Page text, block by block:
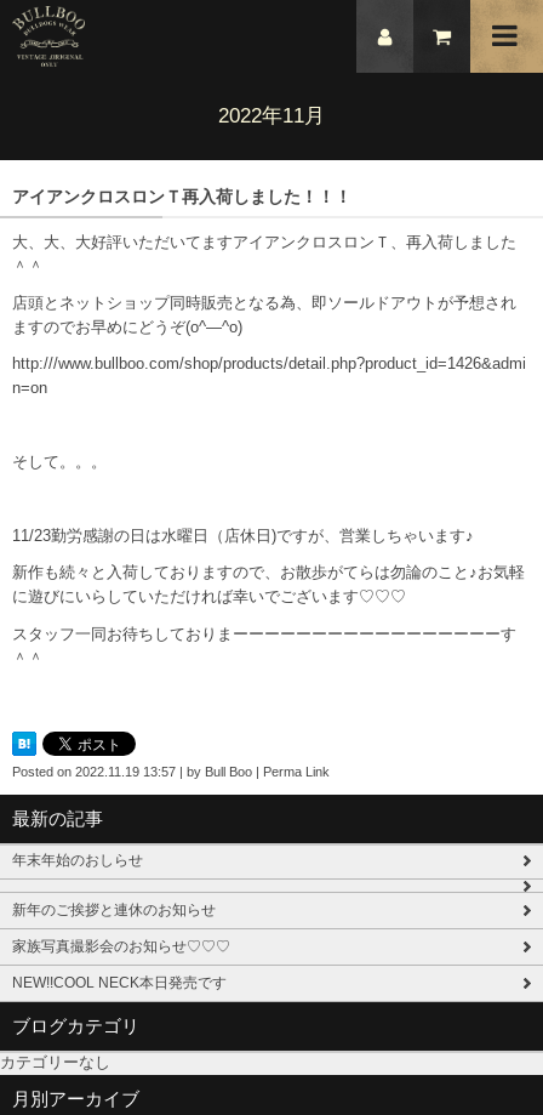
2022年11月
アイアンクロスロンＴ再入荷しました！！！
大、大、大好評いただいてますアイアンクロスロンＴ、再入荷しました
＾＾
店頭とネットショップ同時販売となる為、即ソールドアウトが予想され
ますのでお早めにどうぞ(o^―^o)
http:///www.bullboo.com/shop/products/detail.php?product_id=1426&admi
n=on
そして。。。
11/23勤労感謝の日は水曜日（店休日)ですが、営業しちゃいます♪
新作も続々と入荷しておりますので、お散歩がてらは勿論のこと♪お気軽
に遊びにいらしていただければ幸いでございます♡♡♡
スタッフ一同お待ちしておりまーーーーーーーーーーーーーーーーーす
＾＾
Posted on 2022.11.19 13:57 | by Bull Boo | Perma Link
最新の記事
年末年始のおしらせ
新年のご挨拶と連休のお知らせ
家族写真撮影会のお知らせ♡♡♡
NEW!!COOL NECK本日発売です
ブログカテゴリ
カテゴリーなし
月別アーカイブ